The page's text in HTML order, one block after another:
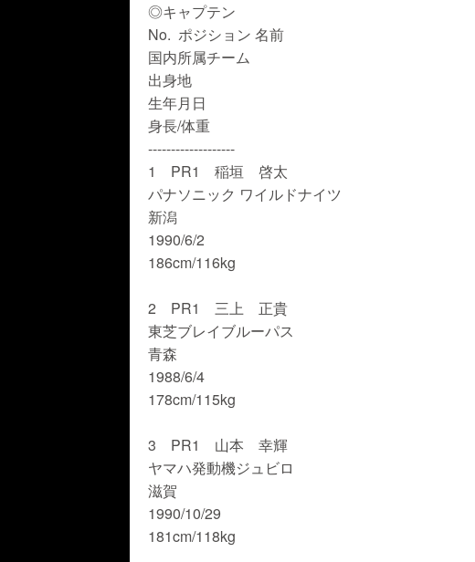
◎キャプテン
No. ポジション 名前
国内所属チーム
出身地
生年月日
身長/体重
-------------------
1 PR1 稲垣 啓太
パナソニック ワイルドナイツ
新潟
1990/6/2
186cm/116kg
2 PR1 三上 正貴
東芝ブレイブルーパス
青森
1988/6/4
178cm/115kg
3 PR1 山本 幸輝
ヤマハ発動機ジュビロ
滋賀
1990/10/29
181cm/118kg